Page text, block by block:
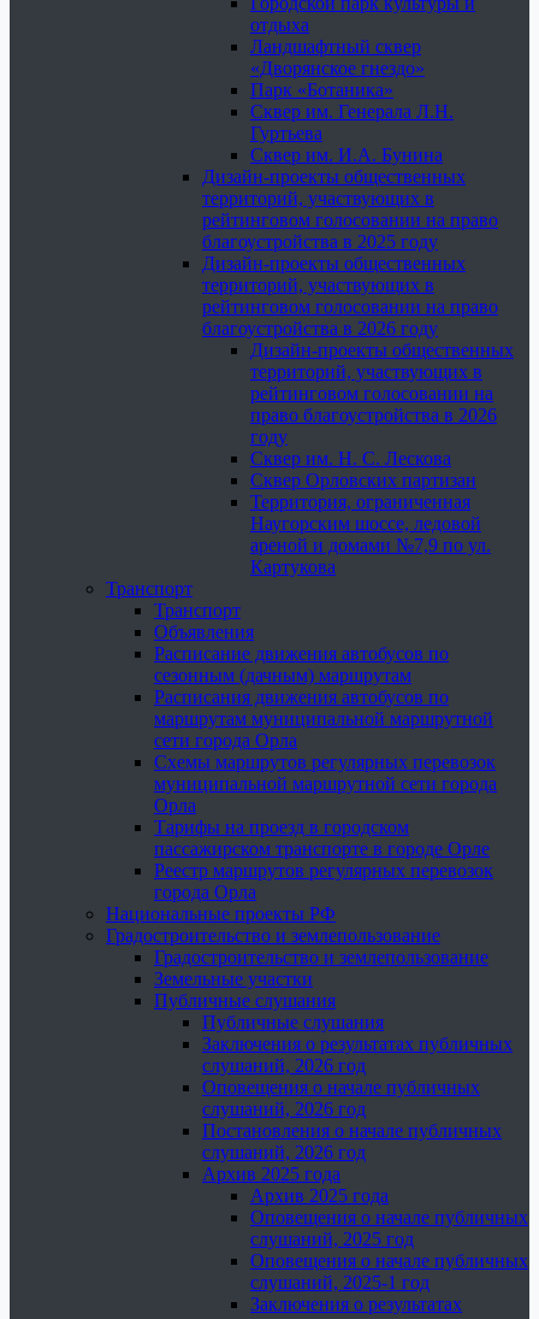
отдыха
Ландшафтный сквер
«Дворянское гнездо»
Парк «Ботаника»
Сквер им. Генерала Л.Н.
Гуртьева
Сквер им. И.А. Бунина
Дизайн-проекты общественных
территорий, участвующих в
рейтинговом голосовании на право
благоустройства в 2025 году
Дизайн-проекты общественных
территорий, участвующих в
рейтинговом голосовании на право
благоустройства в 2026 году
Дизайн-проекты общественных
территорий, участвующих в
рейтинговом голосовании на
право благоустройства в 2026
году
Сквер им. Н. С. Лескова
Сквер Орловских партизан
Территория, ограниченная
Наугорским шоссе, ледовой
ареной и домами №7,9 по ул.
Картукова
Транспорт
Транспорт
Объявления
Расписание движения автобусов по
сезонным (дачным) маршрутам
Расписания движения автобусов по
маршрутам муниципальной маршрутной
сети города Орла
Схемы маршрутов регулярных перевозок
муниципальной маршрутной сети города
Орла
Тарифы на проезд в городском
пассажирском транспорте в городе Орле
Реестр маршрутов регулярных перевозок
города Орла
Национальные проекты РФ
Градостроительство и землепользование
Градостроительство и землепользование
Земельные участки
Публичные слушания
Публичные слушания
Заключения о результатах публичных
слушаний, 2026 год
Оповещения о начале публичных
слушаний, 2026 год
Постановления о начале публичных
слушаний, 2026 год
Архив 2025 года
Архив 2025 года
Оповещения о начале публичных
слушаний, 2025 год
Оповещения о начале публичных
слушаний, 2025-1 год
Заключения о результатах